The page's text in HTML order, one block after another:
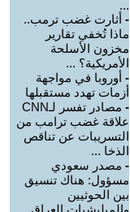
...
- أثارت غضب ترمب..
ماذا تُخفي تقارير
مخزون الأسلحة
الأمريكية؟ ...
- أوروبا في مواجهة
أزمات تهدد مستقبلها
-
مصادر تفسر لـCNN
علاقة غضب ترامب من
التسريبات عن تناقص
الذخا ...
- مصدر سعودي
مسؤول: هناك تنسيق
بين الحوثيين
والميليشيات العراق ...